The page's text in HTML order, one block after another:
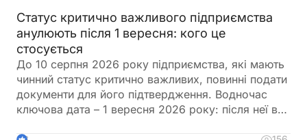
Статус критично важливого підприємства
анулюють після 1 вересня: кого це
стосується
До 10 серпня 2026 року підприємства, які мають
чинний статус критично важливих, повинні подати
документи для його підтвердження. Водночас
ключова дата – 1 вересня 2026 року: після неї всі